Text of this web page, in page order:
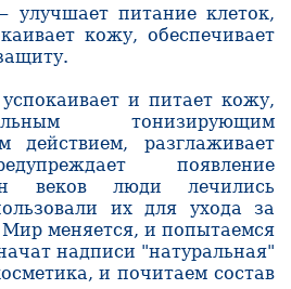
улучшает питание клеток,
кожу, обеспечивает
и питает кожу,
тонизирующим
разглаживает
появление
веков люди лечились
их для ухода за
меняется, и попытаемся
надписи "натуральная"
и почитаем состав